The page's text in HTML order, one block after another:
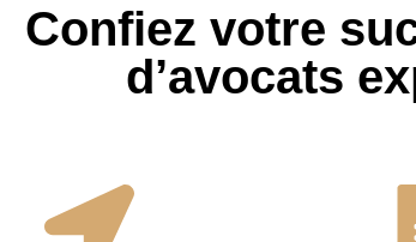
Confiez votre
d’avocats